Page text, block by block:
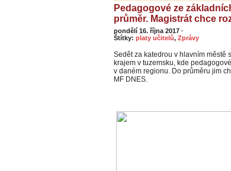
Pedagogové ze
průměr. Magistrát chce
pondělí 16. října 2017 ·
Štítky: platy učitelů, Zprávy
Sedět za katedrou v hlavním městě
krajem v tuzemsku, kde
v daném regionu. Do průměru jim
MF DNES.